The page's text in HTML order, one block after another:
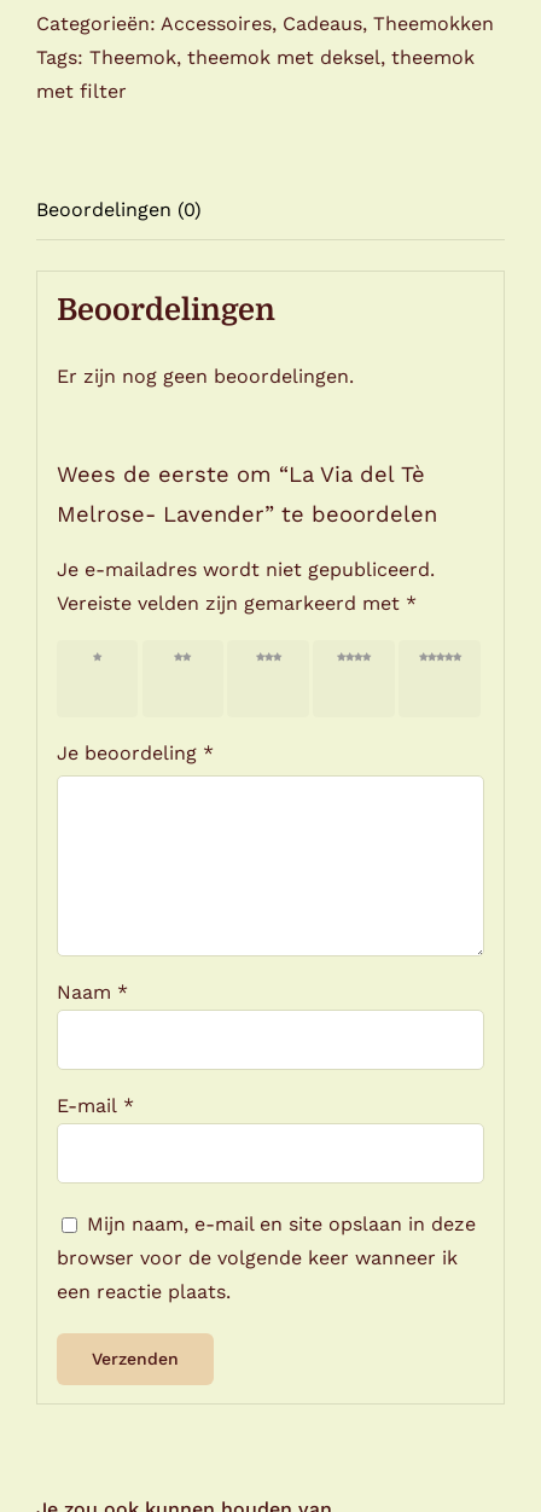
aantal
Categorieën: Accessoires, Cadeaus, Theemokken
Tags: Theemok, theemok met deksel, theemok
met filter
Beoordelingen (0)
Beoordelingen
Er zijn nog geen beoordelingen.
Wees de eerste om “La Via del Tè
Melrose- Lavender” te beoordelen
Je e-mailadres wordt niet gepubliceerd.
Vereiste velden zijn gemarkeerd met *
1 van
2 van
3 van
4 van
5 van
Je beoordeling *
Naam *
E-mail *
Mijn naam, e-mail en site opslaan in deze
browser voor de volgende keer wanneer ik
een reactie plaats.